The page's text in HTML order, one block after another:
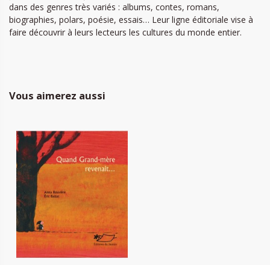
dans des genres très variés : albums, contes, romans,
biographies, polars, poésie, essais… Leur ligne éditoriale vise à
faire découvrir à leurs lecteurs les cultures du monde entier.
Vous aimerez aussi
Quand grand-mère revenait
12,50 €